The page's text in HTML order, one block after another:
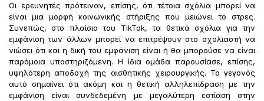
Οι ερευνητές πρότειναν, επίσης, ότι τέτοια σχόλια μπορεί να
είναι μια μορφή κοινωνικής στήριξης που μειώνει το στρες.
Συνεπώς, στο πλαίσιο του TikTok, τα θετικά σχόλια για την
εμφάνιση των άλλων μπορεί να επιτρέψουν στο σχολιαστή να
νιώσει ότι και η δική του εμφάνιση είναι ή θα μπορούσε να είναι
παρόμοια υποστηριζόμενη. Η ίδια ομάδα παρουσίασε, επίσης,
υψηλότερη αποδοχή της αισθητικής χειρουργικής. Το γεγονός
αυτό σημαίνει ότι ακόμη και η θετική αλληλεπίδραση με την
εμφάνιση είναι συνδεδεμένη με μεγαλύτερη εστίαση στην